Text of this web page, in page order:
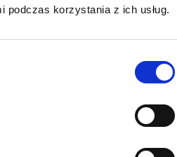
podczas korzystania z ich usług.
proces kompostowania.
która jest bogata w
w stosunku
i rynnę cieczy odciekowej raz
potrzeby.